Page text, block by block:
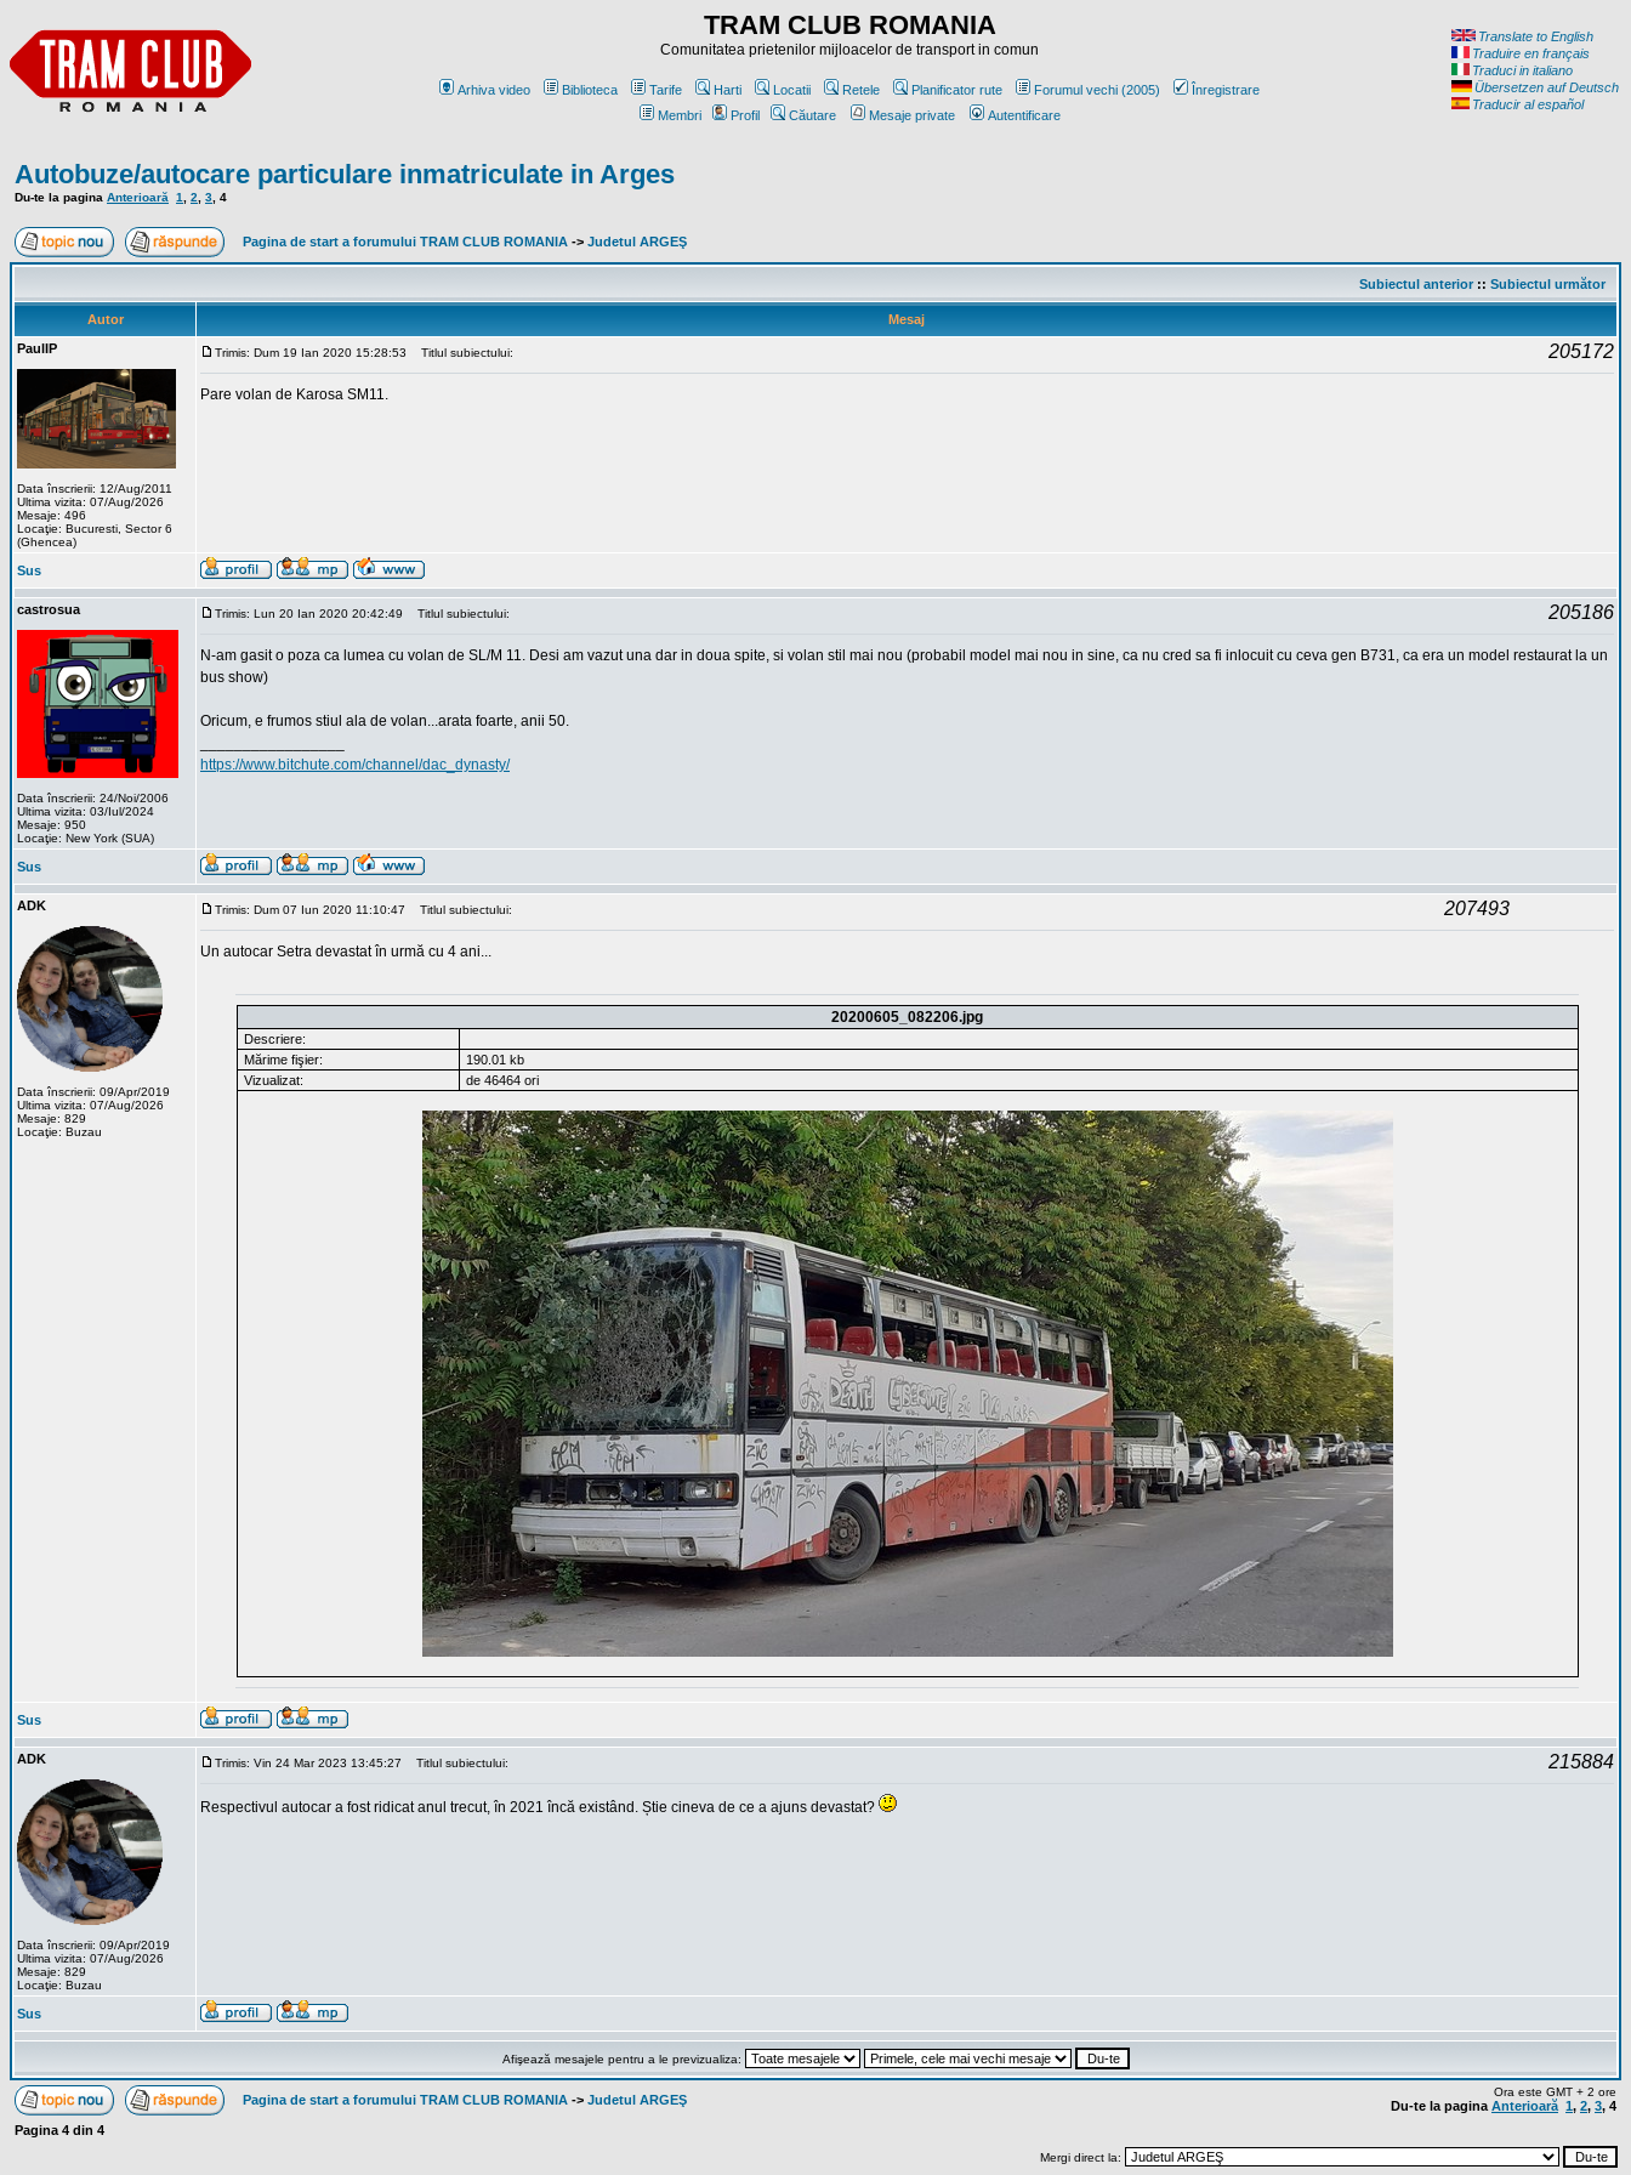
TRAM CLUB ROMANIA
Comunitatea prietenilor mijloacelor de transport in comun
Arhiva video Biblioteca Tarife Harti Locatii Retele Planificator rute Forumul vechi (2005)
Înregistrare
Membri
Profil Căutare Mesaje private Autentificare
Translate to English
Traduire en français
Traduci in italiano
Übersetzen auf Deutsch
Traducir al español
Autobuze/autocare particulare inmatriculate in Arges
Du-te la pagina Anterioară 1 2 3 4
Pagina de start a forumului TRAM CLUB ROMANIA -> Judetul ARGEŞ
Subiectul anterior:: Subiectul următor
Autor
Mesaj
PaulIP
Data înscrierii: 12/Aug/2011
Ultima vizita: 07/Aug/2026
Mesaje: 496
Locaţie: Bucuresti, Sector 6
(Ghencea)
Trimis: Dum 19 Ian 2020 15:28:53 Titlul subiectului: 205172
Pare volan de Karosa SM11.
Sus
castrosua
Data înscrierii: 24/Noi/2006
Ultima vizita: 03/Iul/2024
Mesaje: 950
Locaţie: New York (SUA)
Trimis: Lun 20 Ian 2020 20:42:49 Titlul subiectului: 205186
N-am gasit o poza ca lumea cu volan de SL/M 11. Desi am vazut una dar in doua spite, si volan stil mai nou (probabil model mai nou in sine, ca nu cred sa fi inlocuit cu ceva gen B731, ca era un model restaurat la un
bus show)
Oricum, e frumos stiul ala de volan...arata foarte, anii 50.
https://www.bitchute.com/channel/dac_dynasty/
Sus
ADK
Data înscrierii: 09/Apr/2019
Ultima vizita: 07/Aug/2026
Mesaje: 829
Locaţie: Buzau
Trimis: Dum 07 Iun 2020 11:10:47 Titlul subiectului: 207493
Un autocar Setra devastat în urmă cu 4 ani...
20200605_082206.jpg
Descriere:
Mărime fişier:
190.01 kb
Vizualizat:
de 46464 ori
Sus
ADK
Data înscrierii: 09/Apr/2019
Ultima vizita: 07/Aug/2026
Mesaje: 829
Locaţie: Buzau
Trimis: Vin 24 Mar 2023 13:45:27 Titlul subiectului: 215884
Respectivul autocar a fost ridicat anul trecut, în 2021 încă existând. Știe cineva de ce a ajuns devastat?
Sus
Afişează mesajele pentru a le previzualiza:
Pagina de start a forumului TRAM CLUB ROMANIA -> Judetul ARGEŞ
Ora este GMT + 2 ore
Du-te la pagina Anterioară 1, 2, 3, 4
Pagina 4 din 4
Mergi direct la: